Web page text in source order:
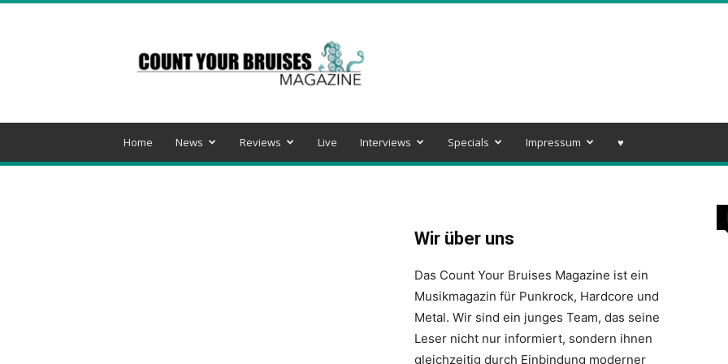
Your
Bruises
Magazine
Home News Reviews Live Interviews Specials Impressum ♥️
Wir über uns
Das Count Your Bruises Magazine ist ein
Musikmagazin für Punkrock, Hardcore und
Metal. Wir sind ein junges Team, das seine
Leser nicht nur informiert, sondern ihnen
gleichzeitig durch Einbindung moderner